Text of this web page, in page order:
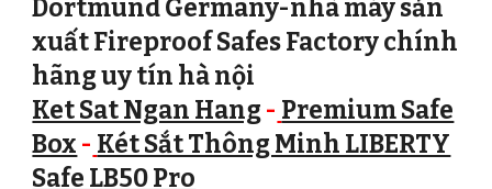
Dortmund Germany-nhà máy sản
xuất Fireproof Safes Factory chính
hãng uy tín hà nội
Ket Sat Ngan Hang - Premium Safe
Box - Két Sắt Thông Minh LIBERTY
Safe LB50 Pro